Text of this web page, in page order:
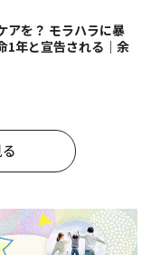
アを？ モラハラに暴
年と宣告される｜余